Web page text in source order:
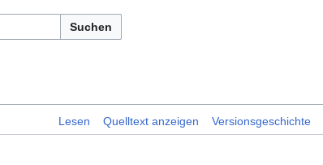
Suchen
Lesen Quelltext anzeigen Versionsgeschichte